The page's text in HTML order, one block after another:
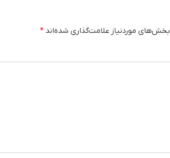
بخش‌های موردنیاز علامت‌گذاری شده‌اند*